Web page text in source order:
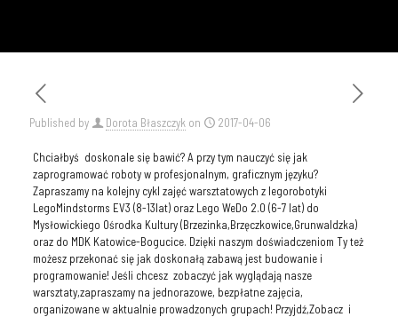
Published by Dorota Błaszczyk on 2017-04-06
Chciałbyś doskonale się bawić? A przy tym nauczyć się jak
zaprogramować roboty w profesjonalnym, graficznym języku?
Zapraszamy na kolejny cykl zajęć warsztatowych z legorobotyki
LegoMindstorms EV3 (8-13lat) oraz Lego WeDo 2.0 (6-7 lat) do
Mysłowickiego Ośrodka Kultury (Brzezinka,Brzęczkowice,Grunwaldzka)
oraz do MDK Katowice-Bogucice. Dzięki naszym doświadczeniom Ty też
możesz przekonać się jak doskonałą zabawą jest budowanie i
programowanie! Jeśli chcesz zobaczyć jak wyglądają nasze
warsztaty,zapraszamy na jednorazowe, bezpłatne zajęcia,
organizowane w aktualnie prowadzonych grupach! Przyjdź,Zobacz i